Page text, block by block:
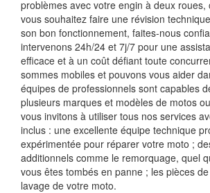
problèmes avec votre engin à deux roues,
vous souhaitez faire une révision
son bon fonctionnement, faites-nous
intervenons 24h/24 et 7j/7 pour une
efficace et à un coût défiant toute
sommes mobiles et pouvons vous aider
équipes de professionnels sont capables
plusieurs marques et modèles de motos
vous invitons à utiliser tous nos services
inclus : une excellente équipe technique
expérimentée pour réparer votre moto ;
additionnels comme le remorquage, quel
vous êtes tombés en panne ; les pièces
lavage de votre moto.